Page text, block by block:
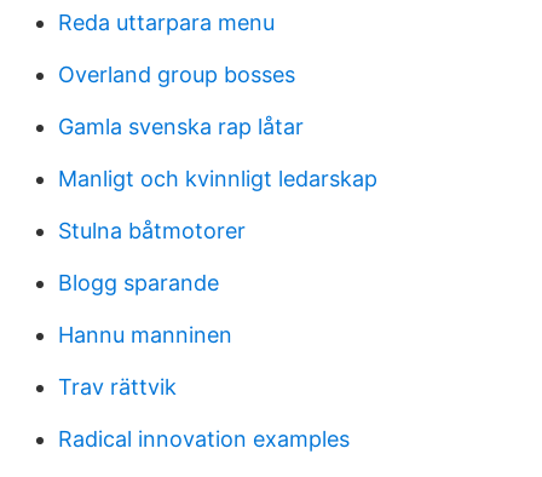
Reda uttarpara menu
Overland group bosses
Gamla svenska rap låtar
Manligt och kvinnligt ledarskap
Stulna båtmotorer
Blogg sparande
Hannu manninen
Trav rättvik
Radical innovation examples